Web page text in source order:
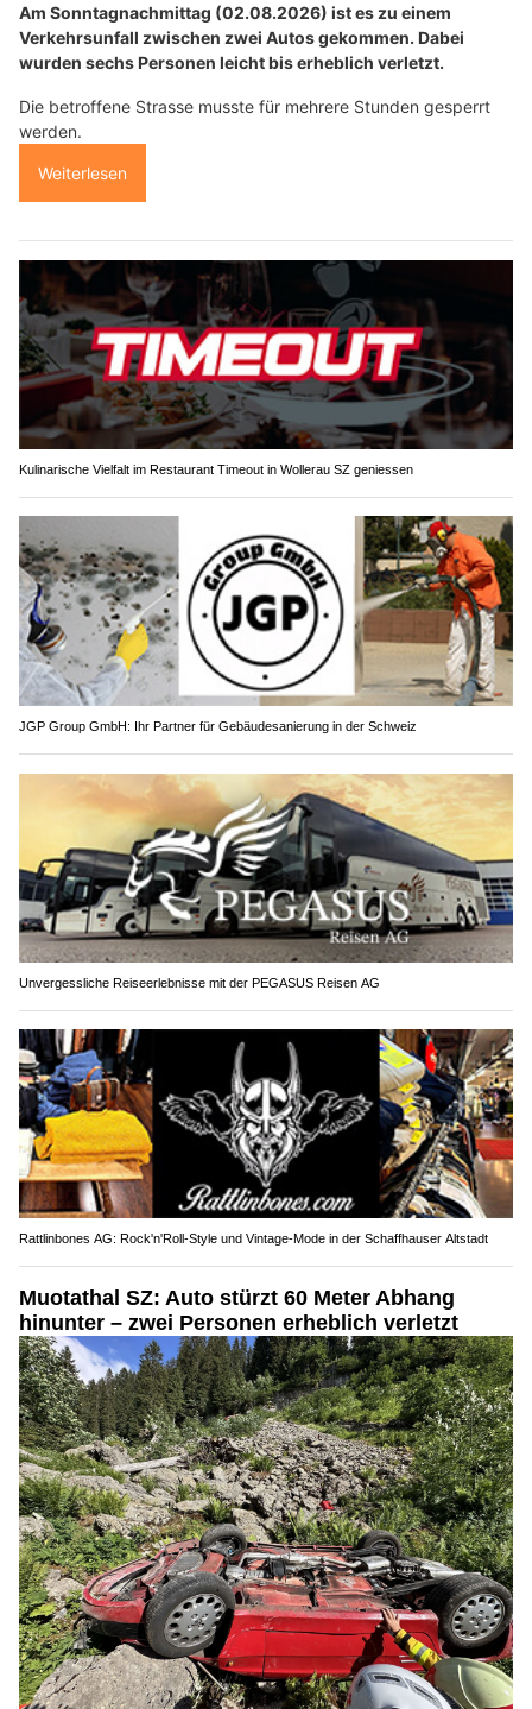
Am Sonntagnachmittag (02.08.2026) ist es zu einem
Verkehrsunfall zwischen zwei Autos gekommen. Dabei
wurden sechs Personen leicht bis erheblich verletzt.
Die betroffene Strasse musste für mehrere Stunden gesperrt
werden.
Weiterlesen
Kulinarische Vielfalt im Restaurant Timeout in Wollerau SZ geniessen
JGP Group GmbH: Ihr Partner für Gebäudesanierung in der Schweiz
Unvergessliche Reiseerlebnisse mit der PEGASUS Reisen AG
Rattlinbones AG: Rock'n'Roll-Style und Vintage-Mode in der Schaffhauser Altstadt
Muotathal SZ: Auto stürzt 60 Meter Abhang
hinunter – zwei Personen erheblich verletzt